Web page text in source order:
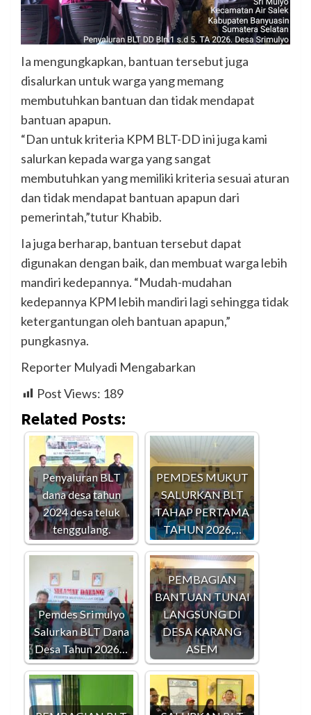
Ia mengungkapkan, bantuan tersebut juga
disalurkan untuk warga yang memang
membutuhkan bantuan dan tidak mendapat
bantuan apapun.
“Dan untuk kriteria KPM BLT-DD ini juga kami
salurkan kepada warga yang sangat
membutuhkan yang memiliki kriteria sesuai aturan
dan tidak mendapat bantuan apapun dari
pemerintah,”tutur Khabib.
Ia juga berharap, bantuan tersebut dapat
digunakan dengan baik, dan membuat warga lebih
mandiri kedepannya. “Mudah-mudahan
kedepannya KPM lebih mandiri lagi sehingga tidak
ketergantungan oleh bantuan apapun,”
pungkasnya.
Reporter Mulyadi Mengabarkan
Post Views: 189
Related Posts:
Penyaluran BLT
dana desa tahun
2024 desa teluk
tenggulang.
PEMDES MUKUT
SALURKAN BLT
TAHAP PERTAMA
TAHUN 2026,…
Pemdes Srimulyo
Salurkan BLT Dana
Desa Tahun 2026…
PEMBAGIAN
BANTUAN TUNAI
LANGSUNG DI
DESA KARANG
ASEM